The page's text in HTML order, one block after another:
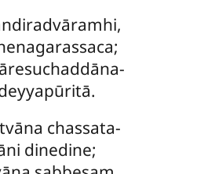
chassata-
dinedine;